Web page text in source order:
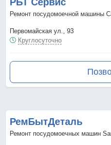
Ремонт посудомоечной машины
Первомайская ул., 93
Круглосуточно
РемБытДеталь
Ремонт посудомоечных машин